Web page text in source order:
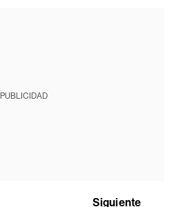
PUBLICIDAD
Siguiente